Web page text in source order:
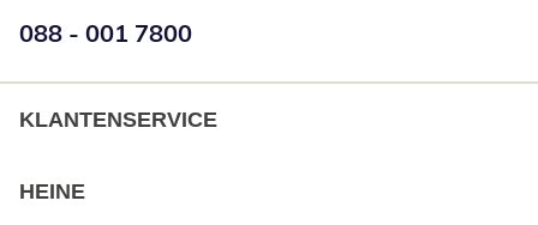
Telefoonnummer:
088 - 001 7800
KLANTENSERVICE
HEINE